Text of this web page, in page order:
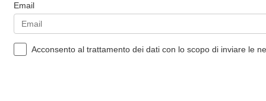
Email
Acconsento al trattamento dei dati con lo scopo di inviare le